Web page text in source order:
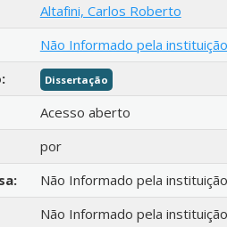
Altafini, Carlos Roberto
Não Informado pela instituição
Dissertação
Acesso aberto
por
Não Informado pela instituição
Não Informado pela instituição